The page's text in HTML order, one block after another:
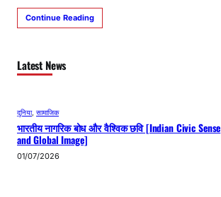
Continue Reading
Latest News
दुनिया, सामाजिक
भारतीय नागरिक बोध और वैश्विक छवि [Indian Civic Sense
and Global Image]
01/07/2026